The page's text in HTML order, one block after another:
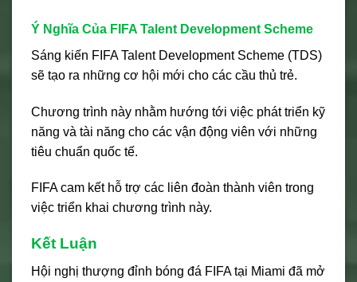
Ý Nghĩa Của FIFA Talent Development Scheme
Sáng kiến FIFA Talent Development Scheme (TDS)
sẽ tạo ra những cơ hội mới cho các cầu thủ trẻ.
Chương trình này nhằm hướng tới việc phát triển kỹ
năng và tài năng cho các vận động viên với những
tiêu chuẩn quốc tế.
FIFA cam kết hỗ trợ các liên đoàn thành viên trong
việc triển khai chương trình này.
Kết Luận
Hội nghị thượng đỉnh bóng đá FIFA tại Miami đã mở